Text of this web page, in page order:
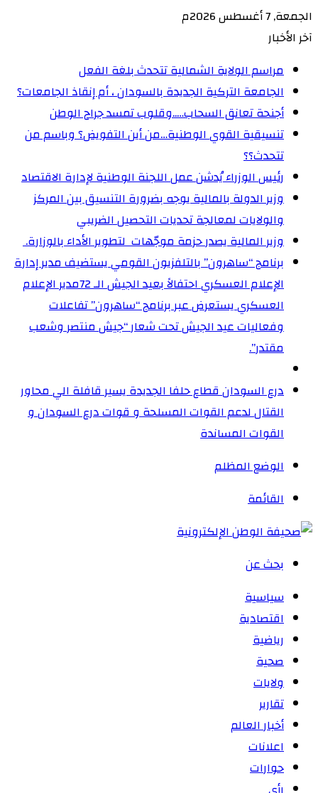
الجمعة, 7 أغسطس 2026م
آخر الأخبار
مراسم الولاية الشمالية تتحدث بلغة الفعل
الجامعة التركية الجديدة بالسودان ، أم إنقاذ الجامعات؟
أجنحة تعانق السحاب…..وقلوب تمسد جراح الوطن
تنسيقية القوي الوطنية…من أين التفويض؟ وباسم من
تتحدث؟؟
رئيس الوزراء يُدشن عمل اللجنة الوطنية لإدارة الاقتصاد
وزير الدولة بالمالية يوجه بضرورة التنسيق بين المركز
والولايات لمعالجة تحديات التحصيل الضريبي‏
وزير المالية يصدر حزمة موجّهات لتطوير الأداء بالوزارة. ‏
برنامج “ساهرون” بالتلفزيون القومي يستضيف مدير إدارة
الإعلام العسكري احتفالاً بعيد الجيش الـ 72‏مدير الإعلام
العسكري يستعرض عبر برنامج “ساهرون” تفاعلات
وفعاليات عيد الجيش تحت شعار “جيش منتصر وشعب
مقتدر”.
درع السودان قطاع حلفا الجديدة يسير قافلة الي محاور
القتال لدعم القوات المسلحة و قوات درع السودان و
القوات المساندة
الوضع المظلم
القائمة
بحث عن
سياسية
اقتصادية
رياضية
صحية
ولايات
تقارير
أخبار العالم
اعلانات
حوارات